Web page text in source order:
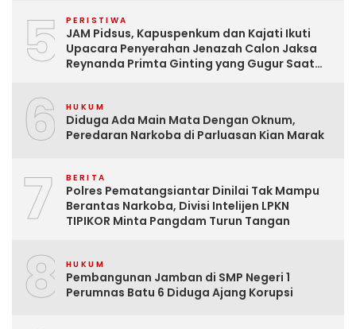
5 PERISTIWA
JAM Pidsus, Kapuspenkum dan Kajati Ikuti
Upacara Penyerahan Jenazah Calon Jaksa
Reynanda Primta Ginting yang Gugur Saat
6 HUKUM
Diduga Ada Main Mata Dengan Oknum,
Peredaran Narkoba di Parluasan Kian Marak
7 BERITA
Polres Pematangsiantar Dinilai Tak Mampu
Berantas Narkoba, Divisi Intelijen LPKN
TIPIKOR Minta Pangdam Turun Tangan
8 HUKUM
Pembangunan Jamban di SMP Negeri 1
Perumnas Batu 6 Diduga Ajang Korupsi